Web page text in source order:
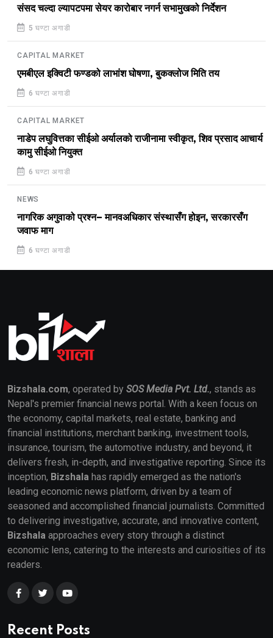
संसद चल्दा ल्यापटपमा सेयर कारोबार नगर्न सभामुखको निर्देशन
5 घण्टा अगाडी
CAPITAL MARKET
एमबीएल इक्विटी फण्डको लाभांश घोषणा, बुकक्लोज मिति तय
6 घण्टा अगाडी
CAPITAL MARKET
नाडेप लघुवित्तका सीईओ अर्यालको राजीनामा स्वीकृत, शिव प्रसाद आचार्य
कामु सीईओ नियुक्त
6 घण्टा अगाडी
NEWS
नागरिक अगुवाको प्रश्न– मानवअधिकार संस्थासँग होइन, सरकारसँग
जवाफ माग
6 घण्टा अगाडी
Bizshala.com, operated by SOS Media Pvt. Ltd., stands as
Nepal's premier financial news portal. With a keen focus on
the economy, capital markets, real estate, banking and
financial institutions, merchant banking, investment tools,
insurance, tourism, the automotive industry, and beyond, it
delivers fresh, in-depth, and investigative reporting. Since its
inception, Bizshala has rapidly emerged as the nation's
leading economic news platform, driven by a team of
seasoned and accomplished financial journalists. Committed
to delivering investigative, accurate, and innovative content,
Bizshala approaches every story through a distinct
economic lens, catering to the interests and curiosities of its
readers.
Recent Posts